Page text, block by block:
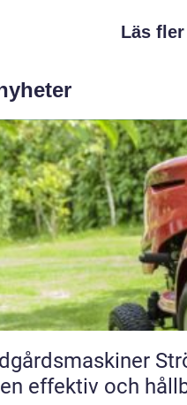
Läs
effektiv och